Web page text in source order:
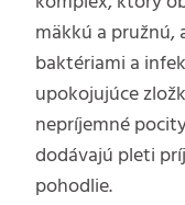
mäkkú a pružnú,
baktériami a
upokojujúce
nepríjemné
dodávajú pleti
pohodlie.